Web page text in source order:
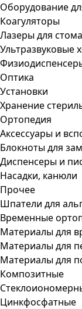
Оборудование
Коагуляторы
Лазеры для
Ультразвуковые
Оптика
Установки
Хранение
Ортопедия
Аксессуары и
Блокноты для
Диспенсеры и
Насадки, канюли
Прочее
Шпатели для
Временные
Материалы для
Материалы для
Материалы для
Композитные
Цинкфосфатные